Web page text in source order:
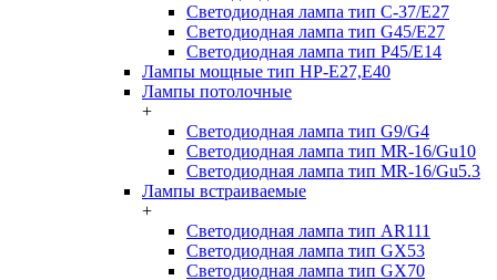
Светодиодная лампа тип C-37/Е27
Светодиодная лампа тип G45/E27
Светодиодная лампа тип P45/E14
Лампы мощные тип HP-E27,E40
Лампы потолочные
+
Светодиодная лампа тип G9/G4
Светодиодная лампа тип MR-16/Gu10
Светодиодная лампа тип MR-16/Gu5.3
Лампы встраиваемые
+
Светодиодная лампа тип AR111
Светодиодная лампа тип GX53
Светодиодная лампа тип GX70